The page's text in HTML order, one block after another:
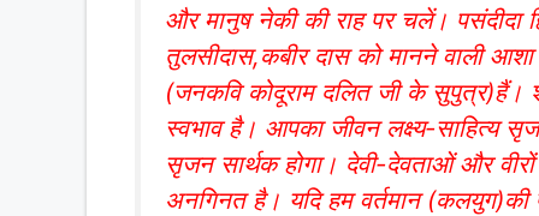
और मानुष नेकी की राह पर चलें। पसंदीदा
तुलसीदास,कबीर दास को मानने वाली
(जनकवि कोदूराम दलित जी के
स्वभाव है। आपका जीवन लक्ष्य-साहित्य
सृजन सार्थक होगा। देवी-देवताओं और
अनगिनत है। यदि हम वर्तमान